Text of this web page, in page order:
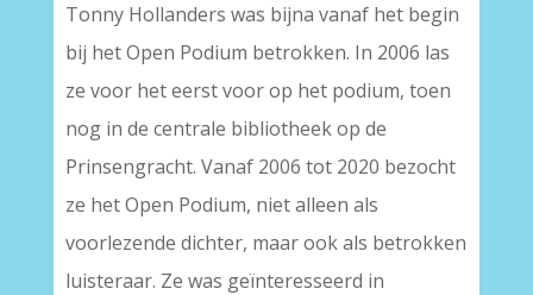
Tonny Hollanders was bijna vanaf het begin
bij het Open Podium betrokken. In 2006 las
ze voor het eerst voor op het podium, toen
nog in de centrale bibliotheek op de
Prinsengracht. Vanaf 2006 tot 2020 bezocht
ze het Open Podium, niet alleen als
voorlezende dichter, maar ook als betrokken
luisteraar. Ze was geïnteresseerd in